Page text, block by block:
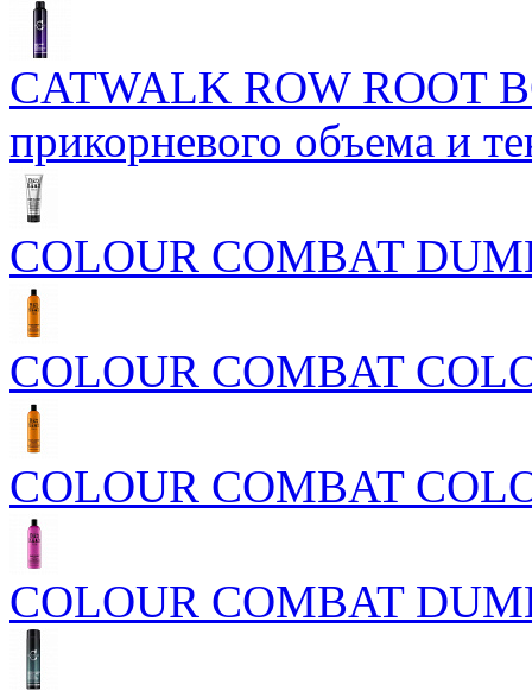
CATWALK ROW ROOT
прикорневого объема и
COLOUR COMBAT
COLOUR COMBAT
COLOUR COMBAT
COLOUR COMBAT